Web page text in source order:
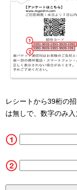
レシートから39桁の
は無しで、数字のみ入